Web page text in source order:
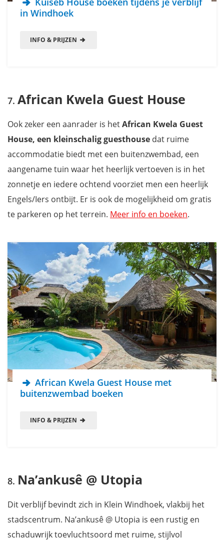
in Windhoek
INFO & PRIJZEN
African Kwela Guest House
Ook zeker een aanrader is hetAfrican Kwela Guest
House, een kleinschalig guesthouse dat ruime
accommodatie biedt met een buitenzwembad, een
aangename tuin waar het heerlijk vertoeven is in het
zonnetje en iedere ochtend voorziet men een heerlijk
Engels/Iers ontbijt. Er is ook de mogelijkheid om gratis
te parkeren op het terrein. Meer info en boeken.
African Kwela Guest House met
buitenzwembad boeken
INFO & PRIJZEN
Na’ankusê @ Utopia
Dit verblijf bevindt zich in Klein Windhoek, vlakbij het
stadscentrum. Na’ankusê @ Utopia is een rustig en
schaduwrijk toevluchtsoord met ruime, stijlvol